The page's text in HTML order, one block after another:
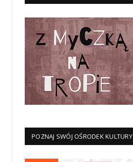
POZNAJ SWÓJ OŚRODEK KULTURY